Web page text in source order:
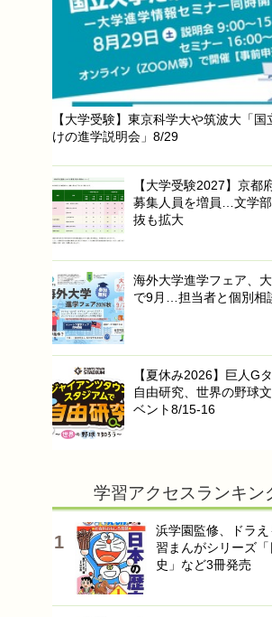
【大学受験】東京科学大や筑波大「国
けの進学説明会」8/29
【大学受験2027】京都
募集人員を増員…文学
抜も拡大
海外大学進学フェア、
で9月…担当者と個別相
【夏休み2026】巨人G
自由研究、世界の野球
ベント8/15-16
学習アクセスランキン
浜学園監修、ドラ
習まんがシリーズ
史」など3冊発売